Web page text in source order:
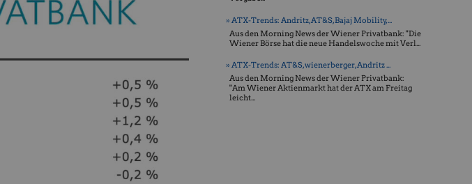
» ATX-Trends: Andritz, AT&S, Bajaj Mobility,...
Aus den Morning News der Wiener Privatbank: "Die
Wiener Börse hat die neue Handelswoche mit Verl...
» ATX-Trends: AT&S, wienerberger, Andritz ...
Aus den Morning News der Wiener Privatbank:
"Am Wiener Aktienmarkt hat der ATX am Freitag
leicht...